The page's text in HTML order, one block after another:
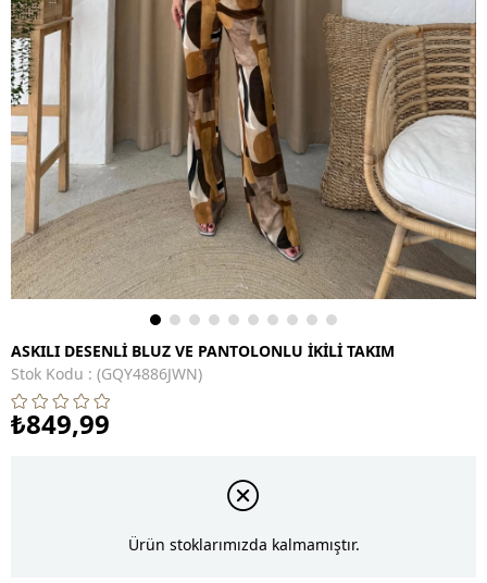
ASKILI DESENLİ BLUZ VE PANTOLONLU İKİLİ TAKIM
Stok Kodu
(GQY4886JWN)
₺849,99
Ürün stoklarımızda kalmamıştır.